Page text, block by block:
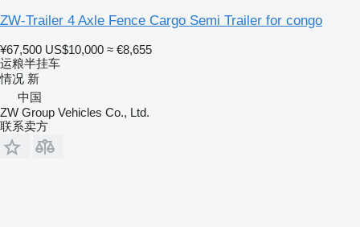
ZW-Trailer 4 Axle Fence Cargo Semi Trailer for congo
¥67,500 US$10,000 ≈ €8,655
运粮半挂车
情况 新
中国
ZW Group Vehicles Co., Ltd.
联系卖方